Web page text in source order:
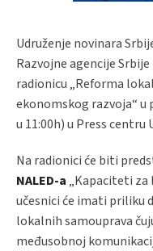
Udruženje novinara
Razvojne agencije
radionicu „Reforma
ekonomskog razvoja“ u
u 11:00h) u Press centru
Na radionici će biti
NALED-a „Kapaciteti za
učesnici će imati priliku
lokalnih samouprava
međusobnoj